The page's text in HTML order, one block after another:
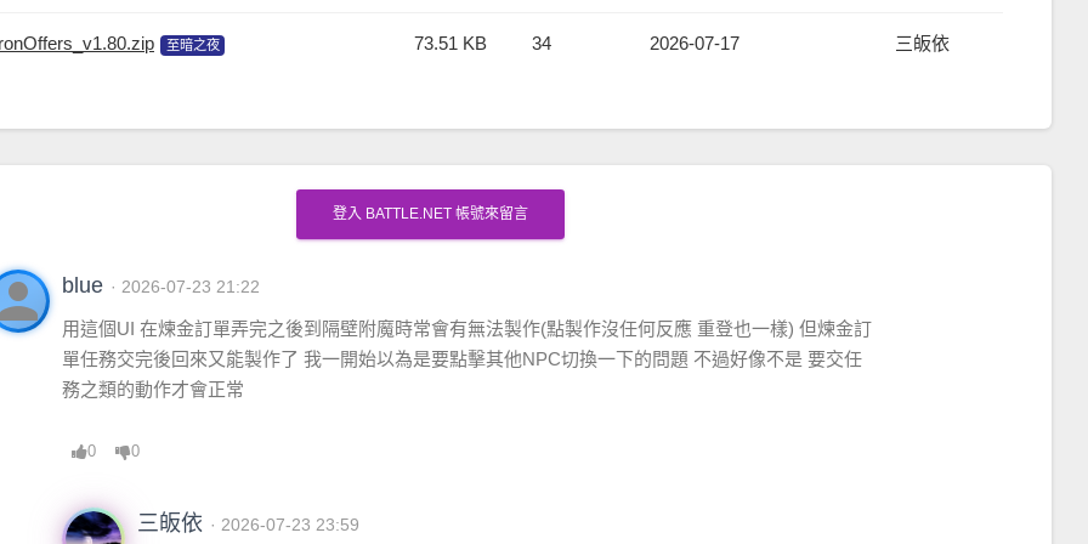
至暗之夜 73.51 KB 34 2026-07-17 三皈依
登入 BATTLE.NET 帳號來留言
blue · 2026-07-23 21:22
用這個UI 在煉金訂單弄完之後到隔壁附魔時常會有無法製作(點製作沒任何反應 重登也一樣) 但煉金訂
單任務交完後回來又能製作了 我一開始以為是要點擊其他NPC切換一下的問題 不過好像不是 要交任
務之類的動作才會正常
0 0
三皈依 · 2026-07-23 23:59